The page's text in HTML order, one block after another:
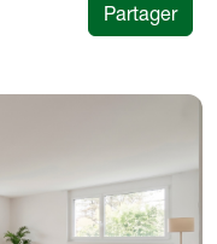
Partager